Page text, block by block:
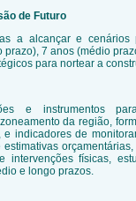
de Futuro
a alcançar e
prazo), 7 anos (médio
para nortear a
e instrumentos
da região,
indicadores de
intervenções físicas,
e longo prazos.